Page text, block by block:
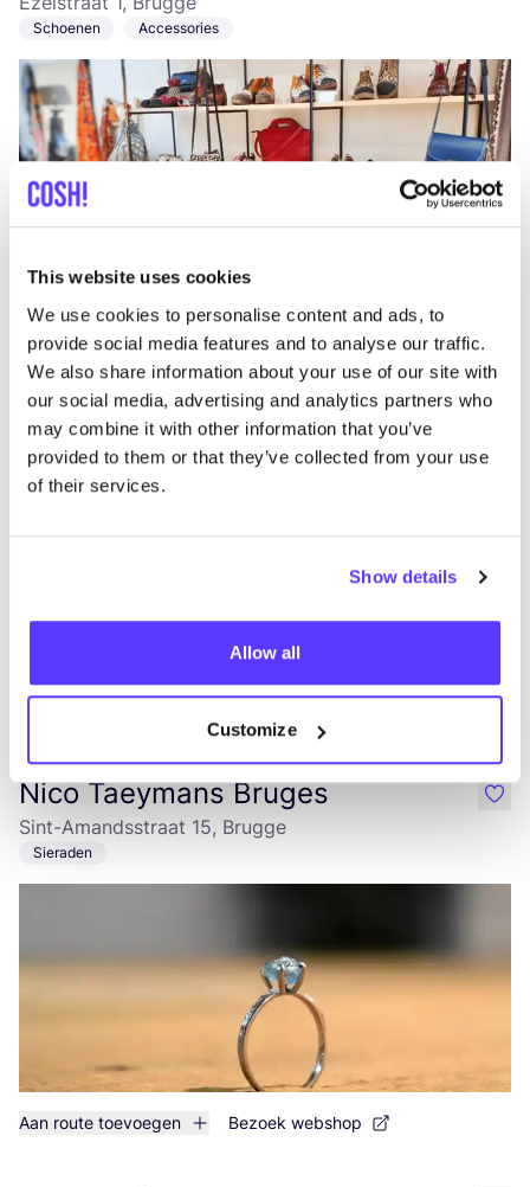
This website uses cookies
We use cookies to personalise content and ads, to
provide social media features and to analyse our traffic.
We also share information about your use of our site with
our social media, advertising and analytics partners who
may combine it with other information that you’ve
provided to them or that they’ve collected from your use
of their services.
Show details
Allow all
Customize
Schoenen Accessories
Kringwinkel 't rad Sint-Jakobs
Sint-Jakobsstraat 33, Brugge
Sieraden 2e hands +9
Nico Taeymans Bruges
Sint-Amandsstraat 15, Brugge
Sieraden
Aan route toevoegen Bezoek webshop
like